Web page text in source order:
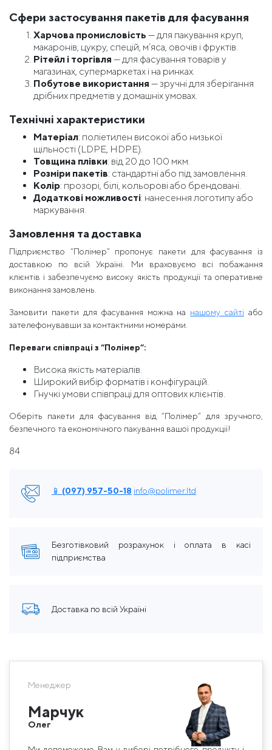
Сфери застосування пакетів для фасування
Харчова промисловість — для пакування круп,
макаронів, цукру, спецій, м’яса, овочів і фруктів.
Рітейл і торгівля — для фасування товарів у
магазинах, супермаркетах і на ринках.
Побутове використання — зручні для зберігання
дрібних предметів у домашніх умовах.
Технічні характеристики
Матеріал: поліетилен високої або низької
щільності (LDPE, HDPE).
Товщина плівки: від 20 до 100 мкм.
Розміри пакетів: стандартні або під замовлення.
Колір: прозорі, білі, кольорові або брендовані.
Додаткові можливості: нанесення логотипу або
маркування.
Замовлення та доставка
Підприємство “Полімер” пропонує пакети для фасування із
доставкою по всій Україні. Ми враховуємо всі побажання
клієнтів і забезпечуємо високу якість продукції та оперативне
виконання замовлень.
Замовити пакети для фасування можна на нашому сайті або
зателефонувавши за контактними номерами.
Переваги співпраці з “Полімер”:
Висока якість матеріалів.
Широкий вибір форматів і конфігурацій.
Гнучкі умови співпраці для оптових клієнтів.
Оберіть пакети для фасування від “Полімер” для зручного,
безпечного та економічного пакування вашої продукції!
84
📱 (097) 957-50-18 info@polimer.ltd
Безготівковий розрахунок і оплата в касі
підприємства
Доставка по всій Україні
Менеджер
Марчук
Олег